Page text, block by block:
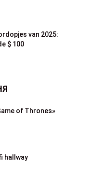
van 2025:
$ 100
of Thrones»
hallway